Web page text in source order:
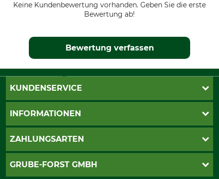
Keine Kundenbewertung vorhanden. Geben Sie die erste
Bewertung ab!
Bewertung verfassen
KUNDENSERVICE
Katalogbestellung
INFORMATIONEN
AGB
ZAHLUNGSARTEN
PayPal
GRUBE-FORST GMBH